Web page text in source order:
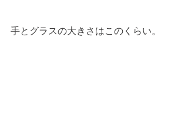
手とグラスの大きさはこのくらい。